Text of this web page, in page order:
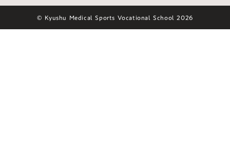
© Kyushu Medical Sports Vocational School 2026